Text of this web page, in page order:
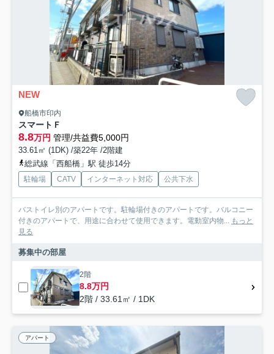
NEW
船橋市印内
スマートＦ
8.8万円 管理/共益費5,000円
33.61㎡ (1DK) /築22年 /2階建
総武線「西船橋」駅 徒歩14分
駐輪場 CATV インターネット対応 公共下水
バストイレ別のアパートです。駐輪場付きのアパートです。バルコニー
付きのアパートで、用途に合わせて使用できます。電動室内物... もっと
見る
募集中の部屋
2階
8.8万円
2階 / 33.61㎡ / 1DK
アパート